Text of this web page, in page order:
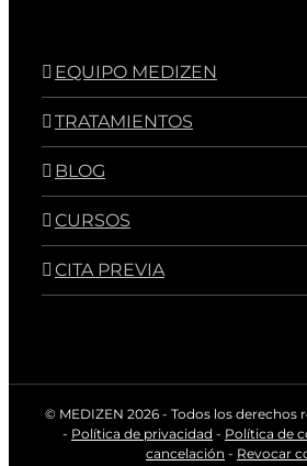
EQUIPO MEDIZEN
TRATAMIENTOS
BLOG
CURSOS
CITA PREVIA
© MEDIZEN 2026 - Todos los derechos
- Política de privacidad - Política de
cancelación - Revocar